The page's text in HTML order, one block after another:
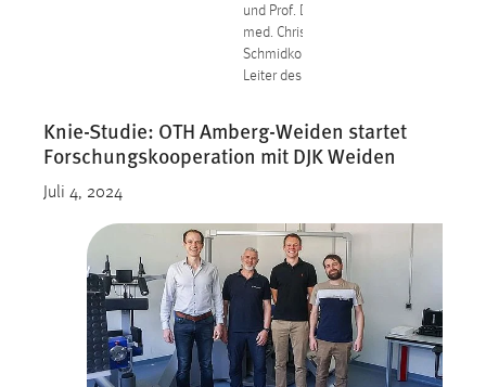
und Prof. Dr.
med. Christian
Schmidkonz,
Leiter des ZLS
Knie-Studie: OTH Amberg-Weiden startet
Forschungskooperation mit DJK Weiden
Juli 4, 2024